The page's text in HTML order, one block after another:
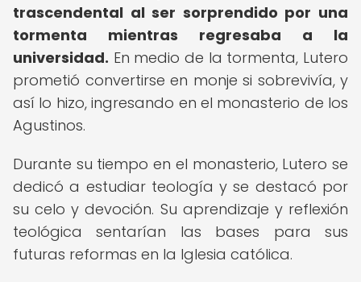
trascendental al ser sorprendido por una
tormenta mientras regresaba a la
universidad. En medio de la tormenta, Lutero
prometió convertirse en monje si sobrevivía, y
así lo hizo, ingresando en el monasterio de los
Agustinos.
Durante su tiempo en el monasterio, Lutero se
dedicó a estudiar teología y se destacó por
su celo y devoción. Su aprendizaje y reflexión
teológica sentarían las bases para sus
futuras reformas en la Iglesia católica.